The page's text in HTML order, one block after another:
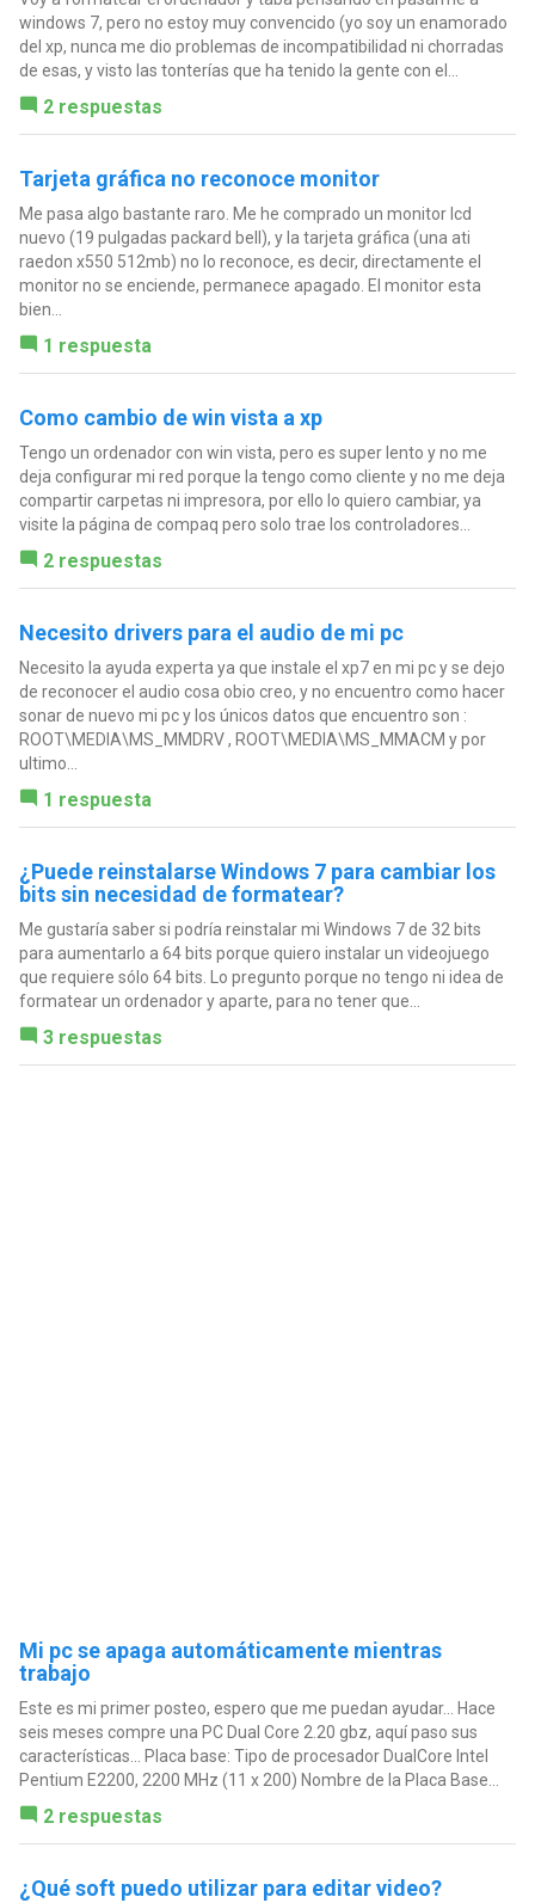
windows 7, pero no estoy muy convencido (yo soy un enamorado
del xp, nunca me dio problemas de incompatibilidad ni chorradas
de esas, y visto las tonterías que ha tenido la gente con el...
2 respuestas
Tarjeta gráfica no reconoce monitor
Me pasa algo bastante raro. Me he comprado un monitor lcd
nuevo (19 pulgadas packard bell), y la tarjeta gráfica (una ati
raedon x550 512mb) no lo reconoce, es decir, directamente el
monitor no se enciende, permanece apagado. El monitor esta
bien...
1 respuesta
Como cambio de win vista a xp
Tengo un ordenador con win vista, pero es super lento y no me
deja configurar mi red porque la tengo como cliente y no me deja
compartir carpetas ni impresora, por ello lo quiero cambiar, ya
visite la página de compaq pero solo trae los controladores...
2 respuestas
Necesito drivers para el audio de mi pc
Necesito la ayuda experta ya que instale el xp7 en mi pc y se dejo
de reconocer el audio cosa obio creo, y no encuentro como hacer
sonar de nuevo mi pc y los únicos datos que encuentro son :
ROOT\MEDIA\MS_MMDRV , ROOT\MEDIA\MS_MMACM y por
ultimo...
1 respuesta
¿Puede reinstalarse Windows 7 para cambiar los
bits sin necesidad de formatear?
Me gustaría saber si podría reinstalar mi Windows 7 de 32 bits
para aumentarlo a 64 bits porque quiero instalar un videojuego
que requiere sólo 64 bits. Lo pregunto porque no tengo ni idea de
formatear un ordenador y aparte, para no tener que...
3 respuestas
Mi pc se apaga automáticamente mientras
trabajo
Este es mi primer posteo, espero que me puedan ayudar... Hace
seis meses compre una PC Dual Core 2.20 gbz, aquí paso sus
características... Placa base: Tipo de procesador DualCore Intel
Pentium E2200, 2200 MHz (11 x 200) Nombre de la Placa Base...
2 respuestas
¿Qué soft puedo utilizar para editar video?